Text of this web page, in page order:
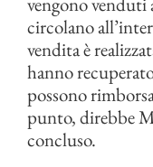
circolano
vendita è
hanno
possono
punto, direbbe
concluso.